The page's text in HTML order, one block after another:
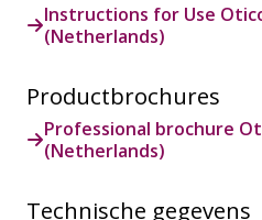
Instructions for Use
(Netherlands)
Productbrochures
Professional brochure
(Netherlands)
Technische gegevens